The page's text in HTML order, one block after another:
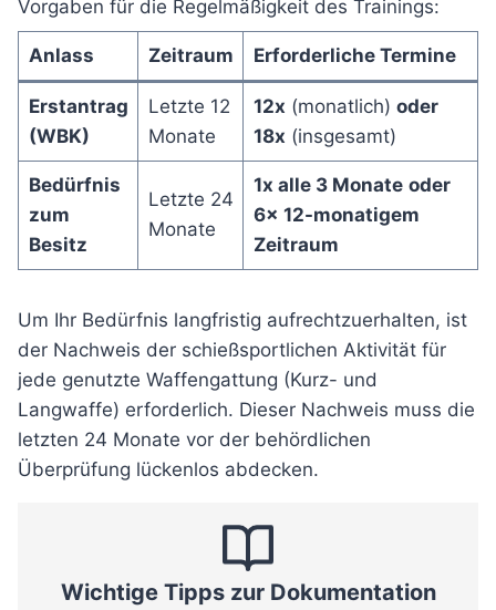
Vorgaben für die Regelmäßigkeit des Trainings:
Anlass Zeitraum Erforderliche Termine
Erstantrag
(WBK)
Letzte 12
Monate
12x (monatlich) oder
18x (insgesamt)
Bedürfnis
zum
Besitz
Letzte 24
Monate
1x alle 3 Monate oder
6x 12-monatigem
Zeitraum
Um Ihr Bedürfnis langfristig aufrechtzuerhalten, ist
der Nachweis der schießsportlichen Aktivität für
jede genutzte Waffengattung (Kurz- und
Langwaffe) erforderlich. Dieser Nachweis muss die
letzten 24 Monate vor der behördlichen
Überprüfung lückenlos abdecken.
Wichtige Tipps zur Dokumentation